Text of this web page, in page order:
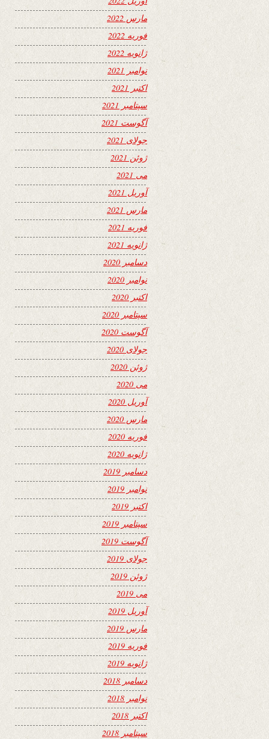
مارس 2022
فوریه 2022
ژانویه 2022
نوامبر 2021
اکتبر 2021
سپتامبر 2021
آگوست 2021
جولای 2021
ژوئن 2021
می 2021
آوریل 2021
مارس 2021
فوریه 2021
ژانویه 2021
دسامبر 2020
نوامبر 2020
اکتبر 2020
سپتامبر 2020
آگوست 2020
جولای 2020
ژوئن 2020
می 2020
آوریل 2020
مارس 2020
فوریه 2020
ژانویه 2020
دسامبر 2019
نوامبر 2019
اکتبر 2019
سپتامبر 2019
آگوست 2019
جولای 2019
ژوئن 2019
می 2019
آوریل 2019
مارس 2019
فوریه 2019
ژانویه 2019
دسامبر 2018
نوامبر 2018
اکتبر 2018
سپتامبر 2018